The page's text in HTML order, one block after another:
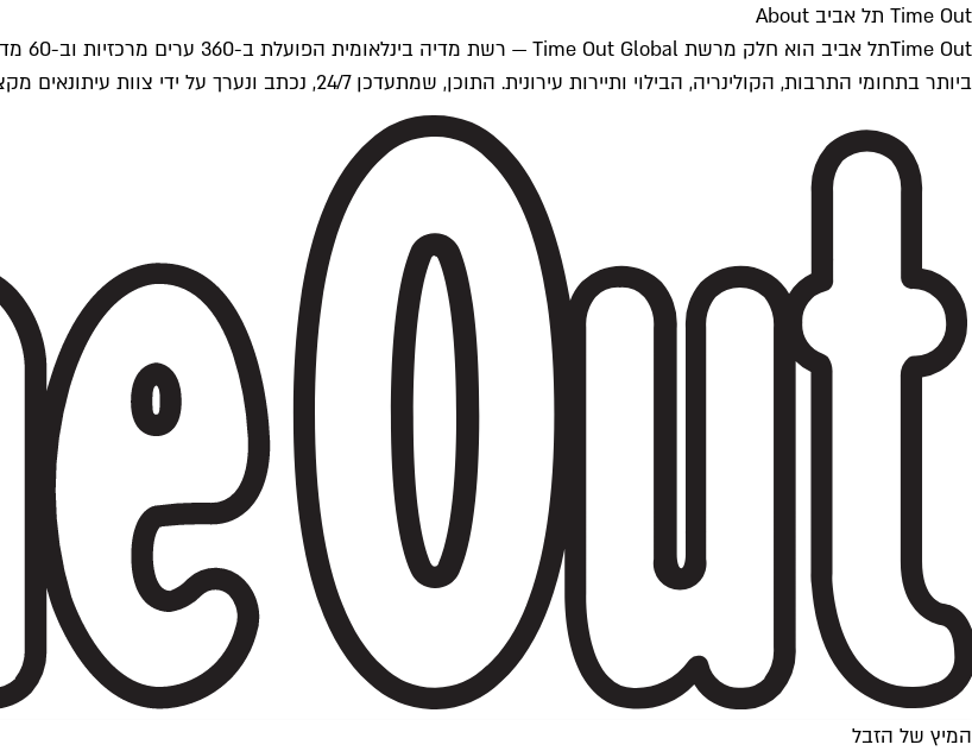
Time Out תל אביב About
ביותר בתחומי התרבות, הקולינריה, הבילוי ותיירות עירונית. התוכן, שמתעדכן 24/7, נכתב ונערך על ידי צוות עיתונאים מקצועי מקומי בישראל, בהתאם לסטנדרטים של Time Out העולמית.
המיץ של הזבל